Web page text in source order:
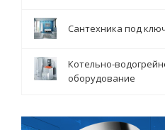
Сантехника под
Котельно-
оборудование